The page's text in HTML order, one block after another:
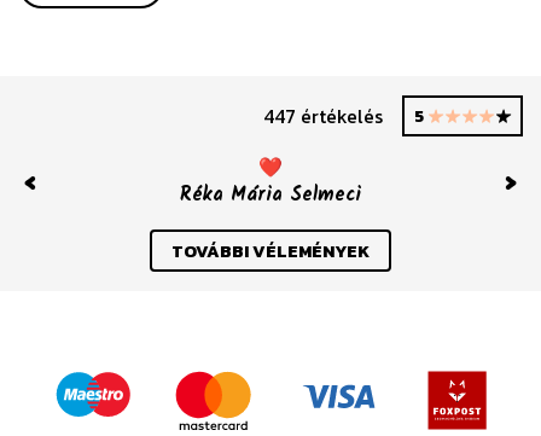
447 értékelés 5
❤️
Réka Mária Selmeci
Previous
TOVÁBBI VÉLEMÉNYEK